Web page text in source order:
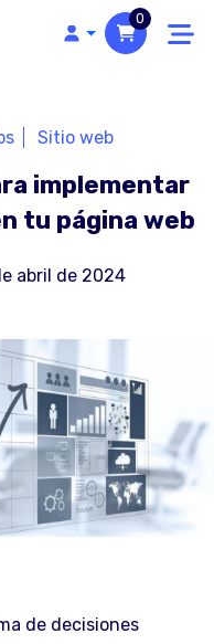
0
implementar
tu página web
Sitio web
abril de 2024
de decisiones